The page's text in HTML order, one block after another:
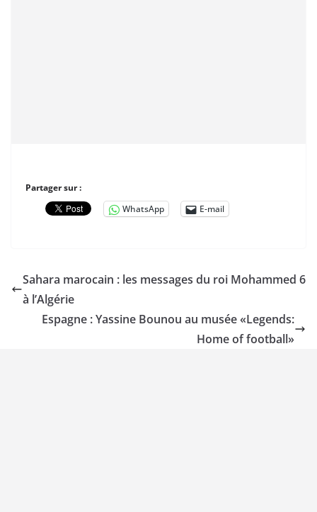
Partager sur :
WhatsApp
E-mail
Sahara marocain : les messages du roi Mohammed 6
à l’Algérie
Espagne : Yassine Bounou au musée «Legends:
Home of football»